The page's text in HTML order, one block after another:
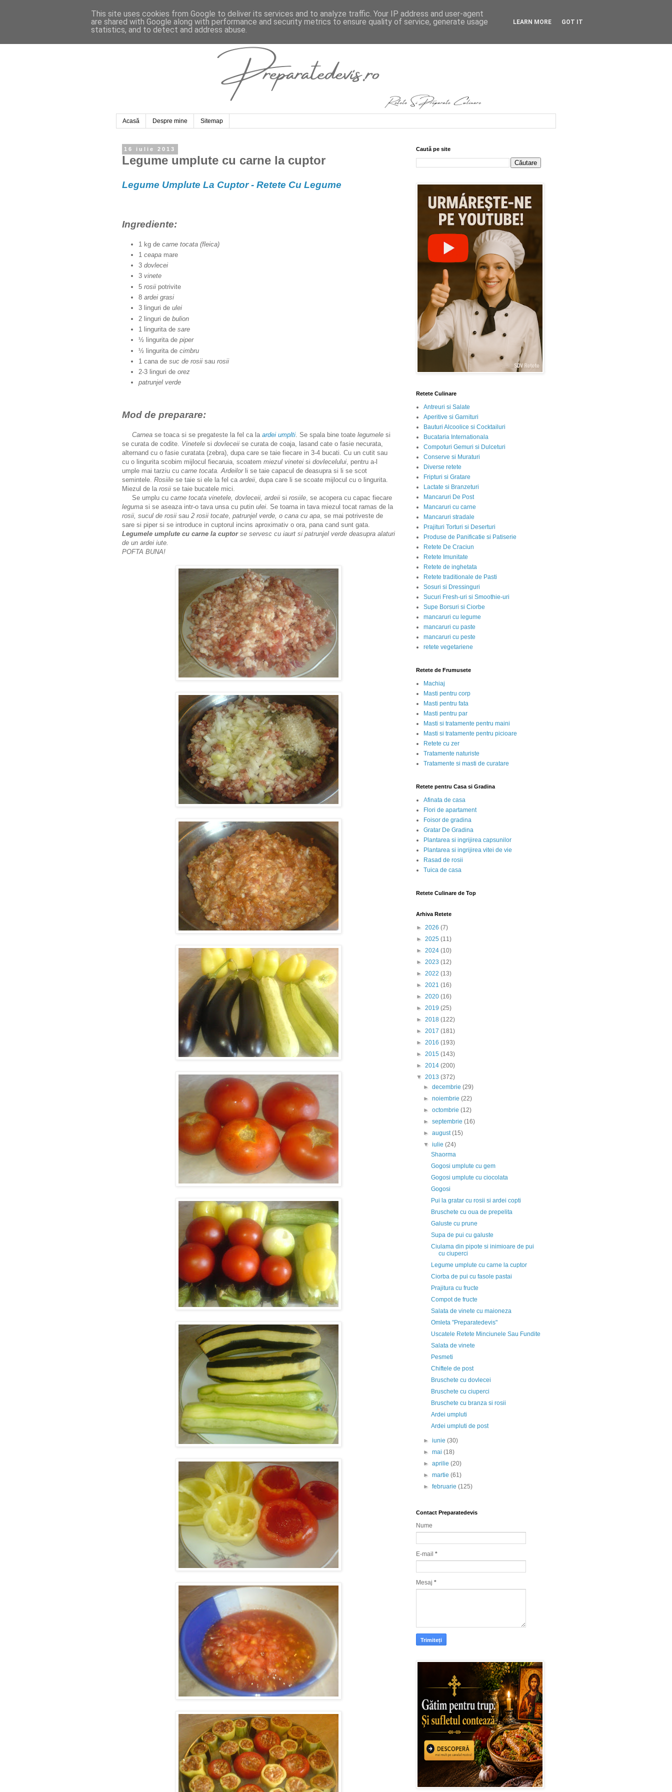
Acasă Despre mine Sitemap
16 iulie 2013
Legume umplute cu carne la cuptor
Legume Umplute La Cuptor - Retete Cu Legume
Ingrediente:
1 kg de carne tocata (fleica)
1 ceapa mare
3 dovlecei
3 vinete
5 rosii potrivite
8 ardei grasi
3 linguri de ulei
2 linguri de bulion
1 lingurita de sare
½ lingurita de piper
½ lingurita de cimbru
1 cana de suc de rosii sau rosii
2-3 linguri de orez
patrunjel verde
Mod de preparare:
Carnea se toaca si se pregateste la fel ca la ardei umplti. Se spala bine toate legumele si
se curata de codite. Vinetele si dovleceii se curata de coaja, lasand cate o fasie necurata,
alternand cu o fasie curatata (zebra), dupa care se taie fiecare in 3-4 bucati. Cu un cutit sau
cu o lingurita scobim mijlocul fiecaruia, scoatem miezul vinetei si dovlecelului, pentru a-l
umple mai tarziu cu carne tocata. Ardeilorli se taie capacul de deasupra si li se scot
semintele. Rosiile se taie si ele la fel ca ardeii, dupa care li se scoate mijlocul cu o lingurita.
Miezul de la rosii se taie bucatele mici.
Se umplu cu carne tocata vinetele, dovleceii, ardeii si rosiile, se acopera cu capac fiecare
leguma si se aseaza intr-o tava unsa cu putin ulei. Se toarna in tava miezul tocat ramas de la
rosii, sucul de rosii sau 2 rosii tocate, patrunjel verde, o cana cu apa, se mai potriveste de
sare si piper si se introduce in cuptorul incins aproximativ o ora, pana cand sunt gata.
Legumele umplute cu carne la cuptor se servesc cu iaurt si patrunjel verde deasupra alaturi
de un ardei iute.
POFTA BUNA!
Caută pe site
Retete Culinare
Antreuri si Salate
Aperitive si Garnituri
Bauturi Alcoolice si Cocktailuri
Bucataria Internationala
Compoturi Gemuri si Dulceturi
Conserve si Muraturi
Diverse retete
Fripturi si Gratare
Lactate si Branzeturi
Mancaruri De Post
Mancaruri cu carne
Mancaruri stradale
Prajituri Torturi si Deserturi
Produse de Panificatie si Patiserie
Retete De Craciun
Retete Imunitate
Retete de inghetata
Retete traditionale de Pasti
Sosuri si Dressinguri
Sucuri Fresh-uri si Smoothie-uri
Supe Borsuri si Ciorbe
mancaruri cu legume
mancaruri cu paste
mancaruri cu peste
retete vegetariene
Retete de Frumusete
Machiaj
Masti pentru corp
Masti pentru fata
Masti pentru par
Masti si tratamente pentru maini
Masti si tratamente pentru picioare
Retete cu zer
Tratamente naturiste
Tratamente si masti de curatare
Retete pentru Casa si Gradina
Afinata de casa
Flori de apartament
Foisor de gradina
Gratar De Gradina
Plantarea si ingrijirea capsunilor
Plantarea si ingrijirea vitei de vie
Rasad de rosii
Tuica de casa
Retete Culinare de Top
Arhiva Retete
► 2026 (7)
► 2025 (11)
► 2024 (10)
► 2023 (12)
► 2022 (13)
► 2021 (16)
► 2020 (16)
► 2019 (25)
► 2018 (122)
► 2017 (181)
► 2016 (193)
► 2015 (143)
► 2014 (200)
▼ 2013 (372)
►decembrie(29)
►noiembrie(22)
►octombrie(12)
►septembrie(16)
►august(15)
▼iulie(24)
Shaorma
Gogosi umplute cu gem
Gogosi umplute cu ciocolata
Gogosi
Pui la gratar cu rosii si ardei copti
Bruschete cu oua de prepelita
Galuste cu prune
Supa de pui cu galuste
Ciulama din pipote si inimioare de pui
cu ciuperci
Legume umplute cu carne la cuptor
Ciorba de pui cu fasole pastai
Prajitura cu fructe
Compot de fructe
Salata de vinete cu maioneza
Omleta "Preparatedevis"
Uscatele Retete Minciunele Sau Fundite
Salata de vinete
Pesmeti
Chiftele de post
Bruschete cu dovlecei
Bruschete cu ciuperci
Bruschete cu branza si rosii
Ardei umpluti
Ardei umpluti de post
►iunie(30)
►mai(18)
►aprilie(20)
►martie(61)
►februarie(125)
Contact Preparatedevis
Nume
E-mail *
Mesaj *
This site uses cookies from Google to deliver its services and to analyze traffic. Your IP address and user-agent
are shared with Google along with performance and security metrics to ensure quality of service, generate usage
statistics, and to detect and address abuse.
LEARN MORE GOT IT